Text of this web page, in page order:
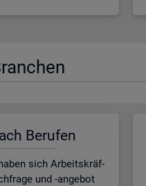
Be­ru­fen
sich Ar­beits­kräf­
und -an­ge­bot